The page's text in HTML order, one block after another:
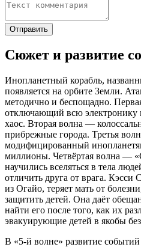
Сюжет и развитие
Инопланетный корабль,
появляется на орбите Земли.
методично и беспощадно.
отключающий всю
хаос. Вторая волна —
прибрежные города. Третья
модифицированный
миллионы. Четвёртая волна —
научились вселяться в тела
отличить друга от врага.
из Огайо, теряет мать от
защитить детей. Она даёт
найти его после того, как их
эвакуирующие детей в якобы
В «5-й волне» развитие событий